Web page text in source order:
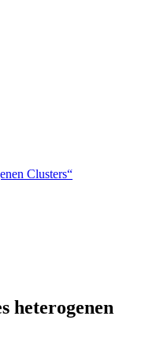
Clusters“
heterogenen